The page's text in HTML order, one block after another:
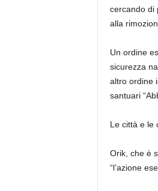
cercando di
alla
Un ordine
sicurezza
altro ordine
santuari
Le città e le
Orik, che è
“l’azione